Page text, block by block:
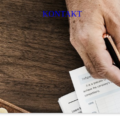
KONTAKT